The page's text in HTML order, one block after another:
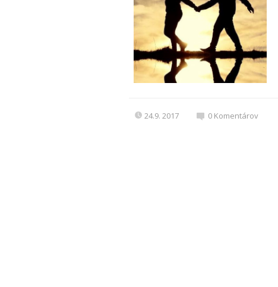
24.9. 2017 0 Komentárov